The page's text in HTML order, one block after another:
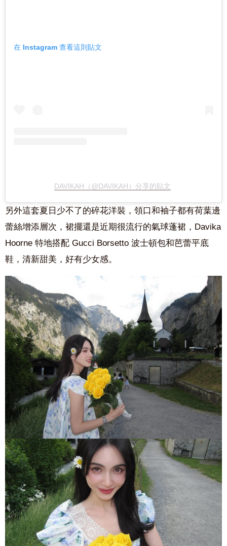
在 Instagram 查看這則貼文
DAVIKAH（@DAVIKAH）分享的貼文
另外這套夏日少不了的碎花洋裝，領口和袖子都有荷葉邊
蕾絲增添層次，裙擺還是近期很流行的氣球蓬裙，Davika
Hoorne 特地搭配 Gucci Borsetto 波士頓包和芭蕾平底
鞋，清新甜美，好有少女感。